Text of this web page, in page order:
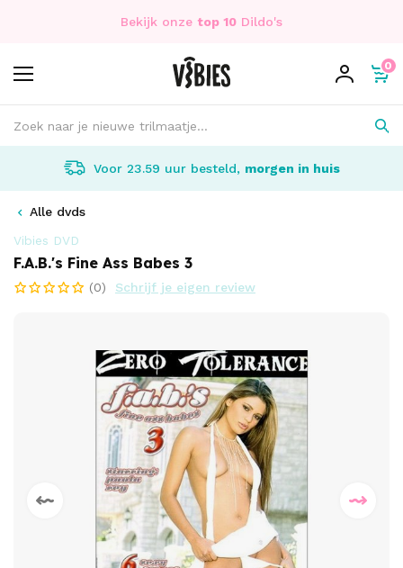
Bekijk onze top 10 Dildo's
0
Voor 23.59 uur besteld, morgen in huis
Alle dvds
Vibies DVD
F.A.B.'s Fine Ass Babes 3
(0) Schrijf je eigen review